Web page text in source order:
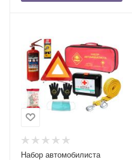
Набор автомобилиста